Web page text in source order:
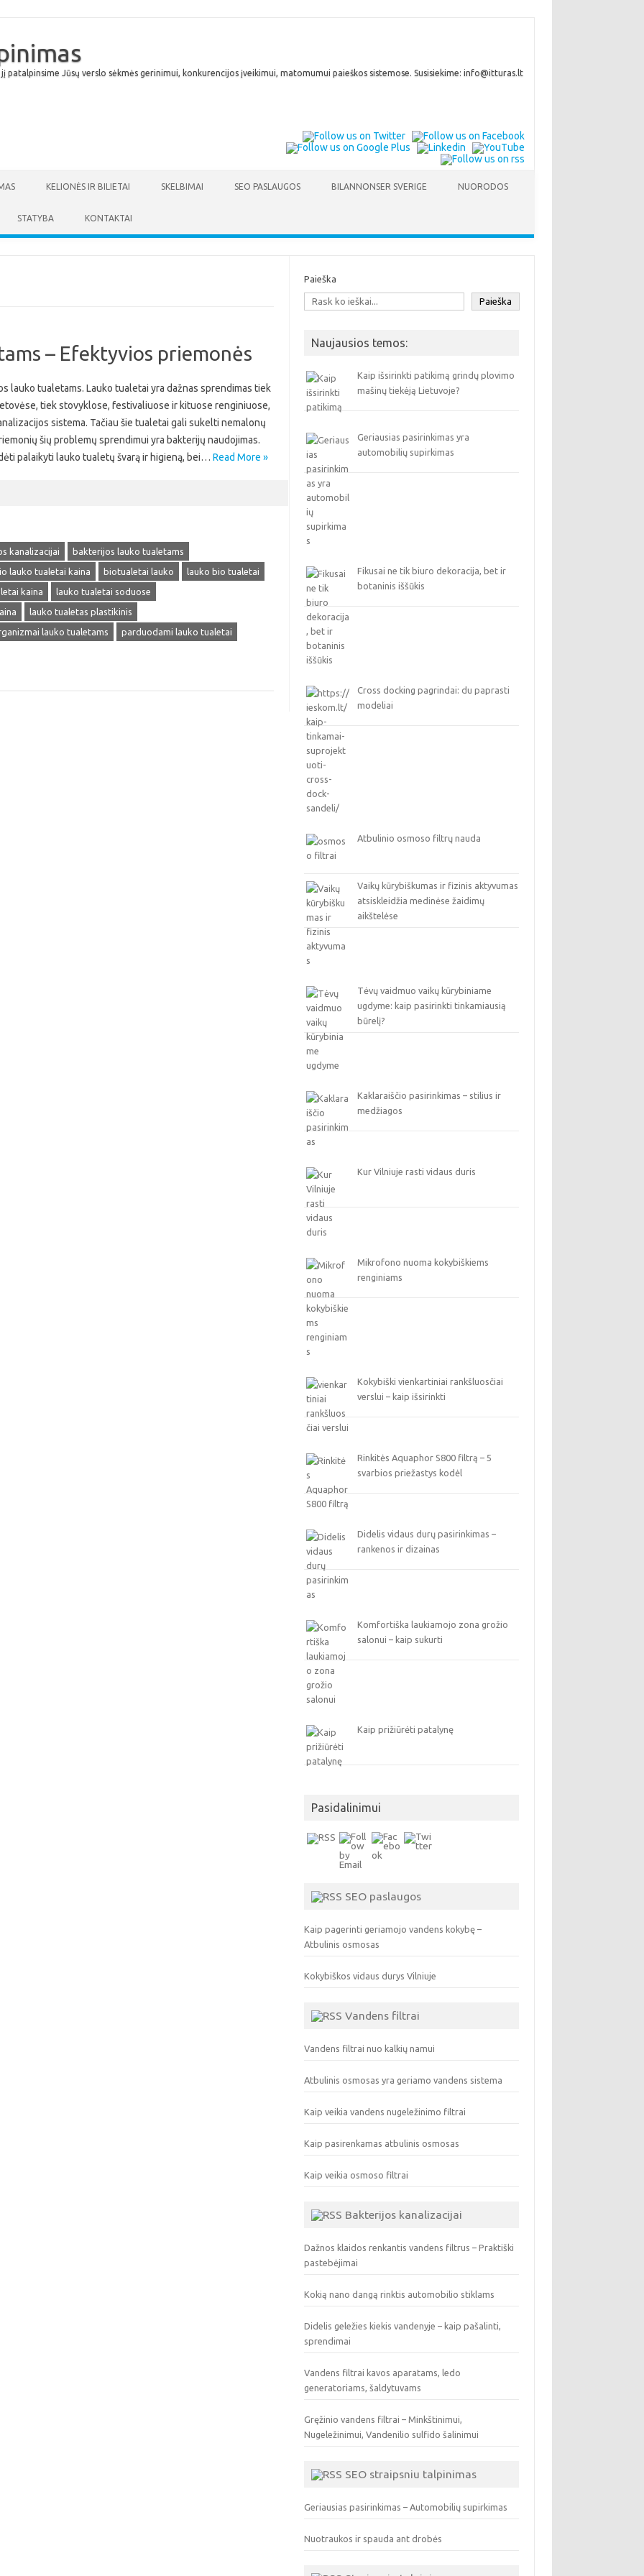
patalpinsime Jūsų verslo sėkmės gerinimui, konkurencijos įveikimui, matomumui paieškos sistemose. Susisiekime: info@itturas.lt
KELIONĖS IR BILIETAI SKELBIMAI SEO PASLAUGOS BILANNONSER SVERIGE NUORODOS
STATYBA KONTAKTAI
– Efektyvios priemonės
lauko tualetams. Lauko tualetai yra dažnas sprendimas tiek
tiek stovyklose, festivaliuose ir kituose renginiuose,
sistema. Tačiau šie tualetai gali sukelti nemalonų
šių problemų sprendimui yra bakterijų naudojimas.
palaikyti lauko tualetų švarą ir higieną, bei… Read More »
kanalizacijai
bakterijos lauko tualetams
lauko tualetai kaina biotualetai lauko
lauko bio tualetai
kaina
lauko tualetai soduose
lauko tualetas plastikinis
lauko tualetams
parduodami lauko tualetai
Paieška
Paieška
Naujausios temos:
Kaip išsirinkti patikimą grindų plovimo
mašinų tiekėją Lietuvoje?
Geriausias pasirinkimas yra
automobilių supirkimas
Fikusai ne tik biuro dekoracija, bet ir
botaninis iššūkis
Cross docking pagrindai: du paprasti
modeliai
Atbulinio osmoso filtrų nauda
Vaikų kūrybiškumas ir fizinis aktyvumas
atsiskleidžia medinėse žaidimų
aikštelėse
Tėvų vaidmuo vaikų kūrybiniame
ugdyme: kaip pasirinkti tinkamiausią
būrelį?
Kaklaraiščio pasirinkimas – stilius ir
medžiagos
Kur Vilniuje rasti vidaus duris
Mikrofono nuoma kokybiškiems
renginiams
Kokybiški vienkartiniai rankšluosčiai
verslui – kaip išsirinkti
Rinkitės Aquaphor S800 filtrą – 5
svarbios priežastys kodėl
Didelis vidaus durų pasirinkimas –
rankenos ir dizainas
Komfortiška laukiamojo zona grožio
salonui – kaip sukurti
Kaip prižiūrėti patalynę
Pasidalinimui
SEO paslaugos
Kaip pagerinti geriamojo vandens kokybę –
Atbulinis osmosas
Kokybiškos vidaus durys Vilniuje
Vandens filtrai
Vandens filtrai nuo kalkių namui
Atbulinis osmosas yra geriamo vandens sistema
Kaip veikia vandens nugeležinimo filtrai
Kaip pasirenkamas atbulinis osmosas
Kaip veikia osmoso filtrai
Bakterijos kanalizacijai
Dažnos klaidos renkantis vandens filtrus – Praktiški
pastebėjimai
Kokią nano dangą rinktis automobilio stiklams
Didelis geležies kiekis vandenyje – kaip pašalinti,
sprendimai
Vandens filtrai kavos aparatams, ledo
generatoriams, šaldytuvams
Gręžinio vandens filtrai – Minkštinimui,
Nugeležinimui, Vandenilio sulfido šalinimui
SEO straipsniu talpinimas
Geriausias pasirinkimas – Automobilių supirkimas
Nuotraukos ir spauda ant drobės